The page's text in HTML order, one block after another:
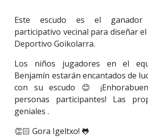
Este escudo es el ganador
participativo vecinal para diseñar
Deportivo Goikolarra.
Los niños jugadores en el
Benjamín estarán encantados de
con su escudo 😊
personas participantes! Las
geniales .
👏🏻 Gora Igeltxo! 🐸